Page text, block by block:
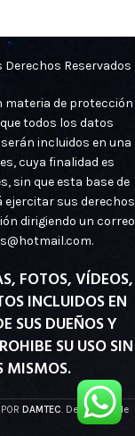
Derechos Reservados
materia de protección
todos los datos
incluidos en una
cuya finalidad es
sin que esta base de
ejercitar sus derechos
dirigiendo un correo
FOTOS, VÍDEOS,
INCLUIDOS EN
SUS DUEÑOS Y
SU USO SIN
MISMOS.
DAMTEC. Desarrollo de